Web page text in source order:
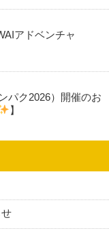
アドベンチャ
パク2026）開催のお
】